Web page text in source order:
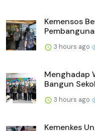
Kemensos
3 hours ago
Menghadap
Bangun
3 hours ago
Kemenkes